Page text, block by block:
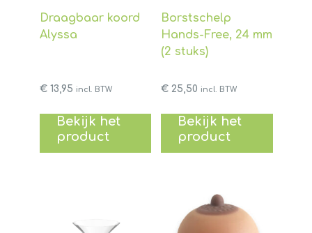
Draagbaar koord
Alyssa
€13,95 incl. BTW
Bekijk het
product
Borstschelp
Hands-Free, 24 mm
(2 stuks)
€25,50 incl. BTW
Bekijk het
product